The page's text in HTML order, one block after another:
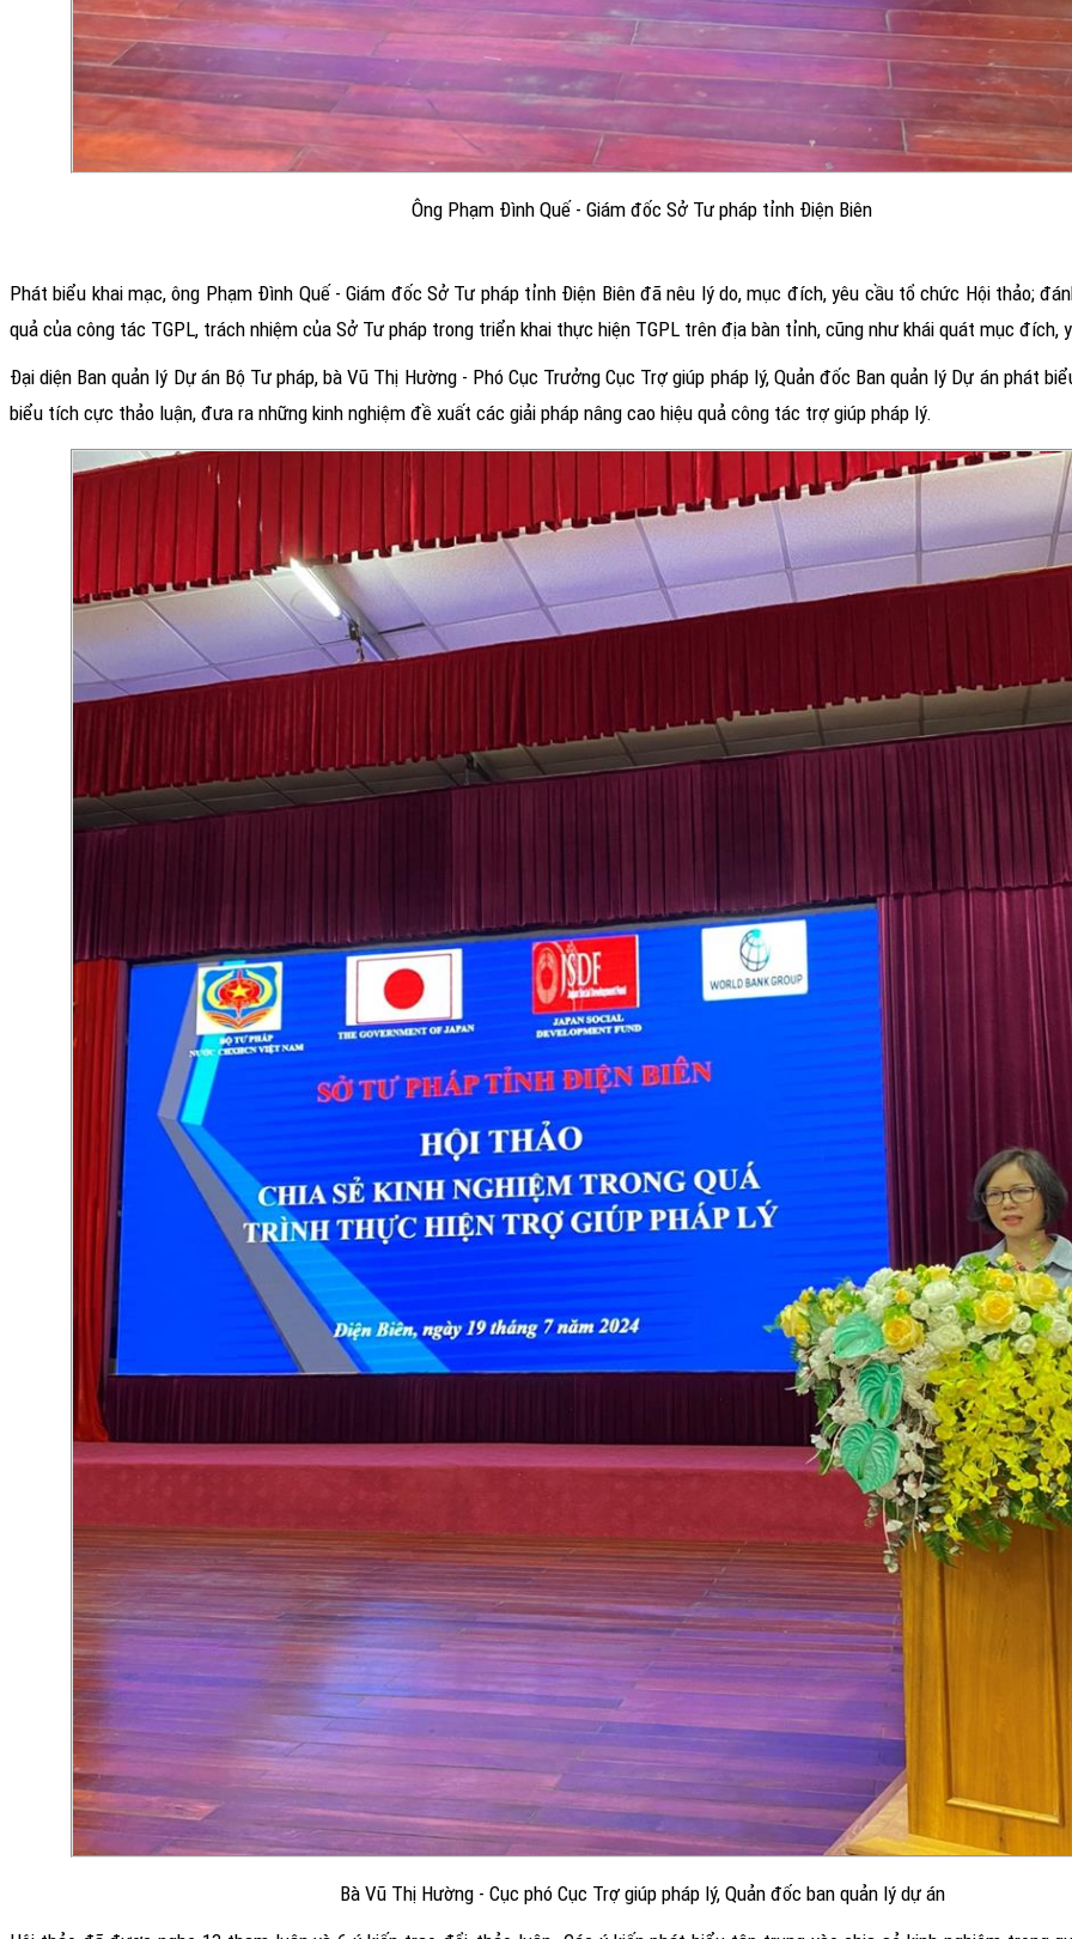
Ông Phạm Đình Quế - Giám đốc Sở Tư pháp tỉnh Điện Biên
Phát biểu khai mạc, ông Phạm Đình Quế - Giám đốc Sở Tư pháp tỉnh Điện Biên đã nêu lý do, mục đích, yêu cầu tổ chức Hội thảo;
quả của công tác TGPL, trách nhiệm của Sở Tư pháp trong triển khai thực hiện TGPL trên địa bàn tỉnh, cũng như khái quát mục đích,
Đại diện Ban quản lý Dự án Bộ Tư pháp, bà Vũ Thị Hường - Phó Cục Trưởng Cục Trợ giúp pháp lý, Quản đốc Ban quản lý Dự án phát
biểu tích cực thảo luận, đưa ra những kinh nghiệm đề xuất các giải pháp nâng cao hiệu quả công tác trợ giúp pháp lý.
Bà Vũ Thị Hường - Cục phó Cục Trợ giúp pháp lý, Quản đốc ban quản lý dự án